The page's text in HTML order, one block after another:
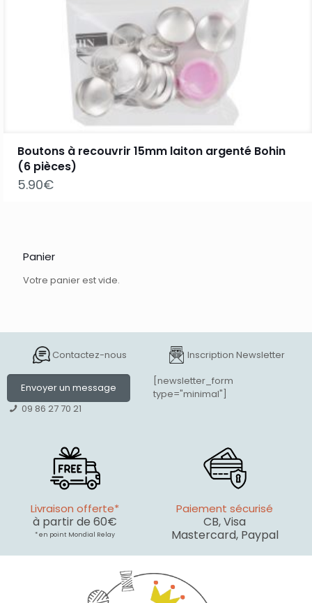
Boutons à recouvrir 15mm laiton argenté Bohin
(6 pièces)
5.90€
Panier
Votre panier est vide.
Contactez-nous
Envoyer un message
09 86 27 70 21
Inscription Newsletter
[newsletter_form
type="minimal"]
Livraison offerte*
à partir de 60€
* en point Mondial Relay
Paiement sécurisé
CB, Visa
Mastercard, Paypal